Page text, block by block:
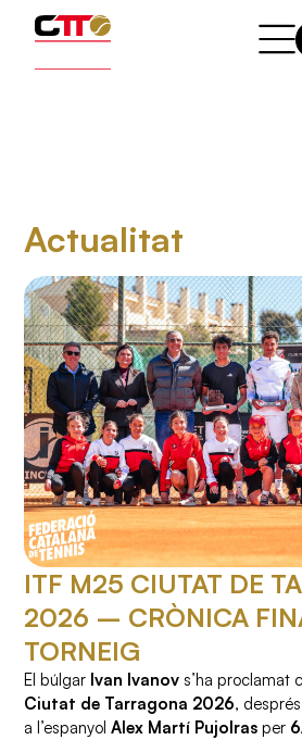
Actualitat
ITF M25 CIUTAT DE
2026 – CRÒNICA
TORNEIG
El búlgar Ivan Ivanov s’ha proclamat
Ciutat de Tarragona 2026,
a l’espanyolAlex Martí Pujolras per